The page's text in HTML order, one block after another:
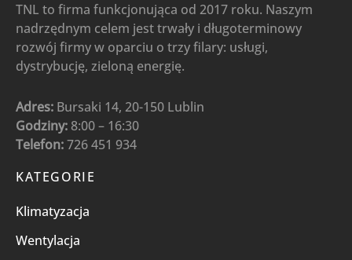
TNL to firma funkcjonująca od 2017 roku. Naszym
nadrzędnym celem jest trwały i długoterminowy
rozwój firmy w oparciu o trzy filary: usługi,
dystrybucję, zieloną energię.
Adres: Bursaki 14, 20-150 Lublin
Godziny: 8:00 – 16:30
Telefon:726 451 934
KATEGORIE
Klimatyzacja
Wentylacja